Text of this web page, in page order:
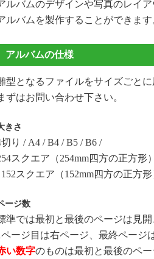
ルバムのデザインや写真のレイ
ルバムを製作することができます
アルバムの仕様
型となるファイルをサイズごとに
ずはお問い合わせ下さい。
きさ
切り / A4 / B4 / B5 / B6 /
スクエア（254mm四方の正方形）
スクエア（152mm四方の正方形
ージ数
準では最初と最後のページは見開
ページ目は右ページ、最終ページ
い数字のものは最初と最後のペー